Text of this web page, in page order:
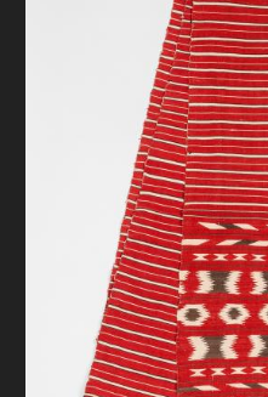
ОНЛАЙН-КРАМНИЦЯ
ПІДТРИМАТИ